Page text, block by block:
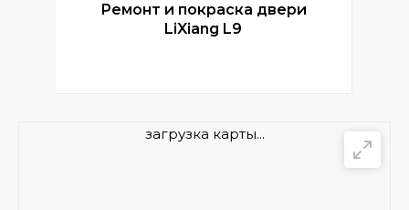
Ремонт и покраска двери
LiXiang L9
загрузка карты...